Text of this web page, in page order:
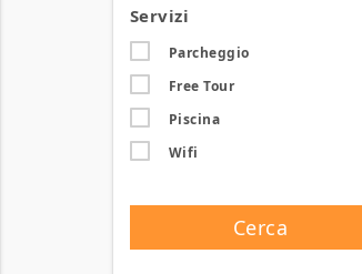
Servizi
Parcheggio
Free Tour
Piscina
Wifi
Cerca